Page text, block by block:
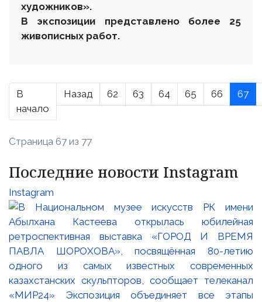
художников».
В экспозиции представлено более 25
живописных работ.
В
начало
Назад 62 63 64 65 66 67
Страница 67 из 77
Последние новости Instagram
Instagram